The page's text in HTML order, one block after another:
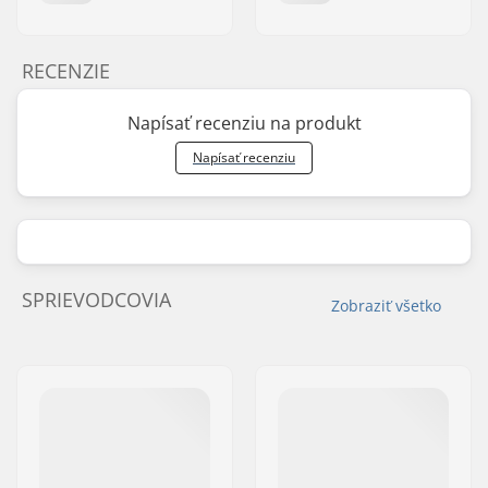
RECENZIE
Napísať recenziu na produkt
Napísať recenziu
Zobraziť všetko
SPRIEVODCOVIA